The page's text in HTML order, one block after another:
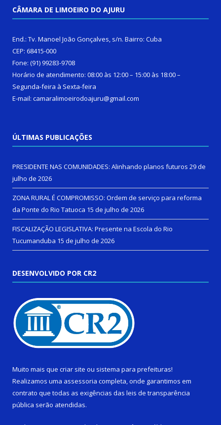
CÂMARA DE LIMOEIRO DO AJURU
End.: Tv. Manoel João Gonçalves, s/n. Bairro: Cuba
CEP: 68415-000
Fone: (91) 99283-9708
Horário de atendimento: 08:00 às 12:00 – 15:00 às 18:00 –
Segunda-feira à Sexta-feira
E-mail: camaralimoeirodoajuru@gmail.com
ÚLTIMAS PUBLICAÇÕES
PRESIDENTE NAS COMUNIDADES: Alinhando planos futuros 29 de
julho de 2026
ZONA RURAL É COMPROMISSO: Ordem de serviço para reforma
da Ponte do Rio Tatuoca 15 de julho de 2026
FISCALIZAÇÃO LEGISLATIVA: Presente na Escola do Rio
Tucumanduba 15 de julho de 2026
DESENVOLVIDO POR CR2
Muito mais que criar site ou sistema para prefeituras!
Realizamos uma assessoria completa, onde garantimos em
contrato que todas as exigências das leis de transparência
pública serão atendidas.